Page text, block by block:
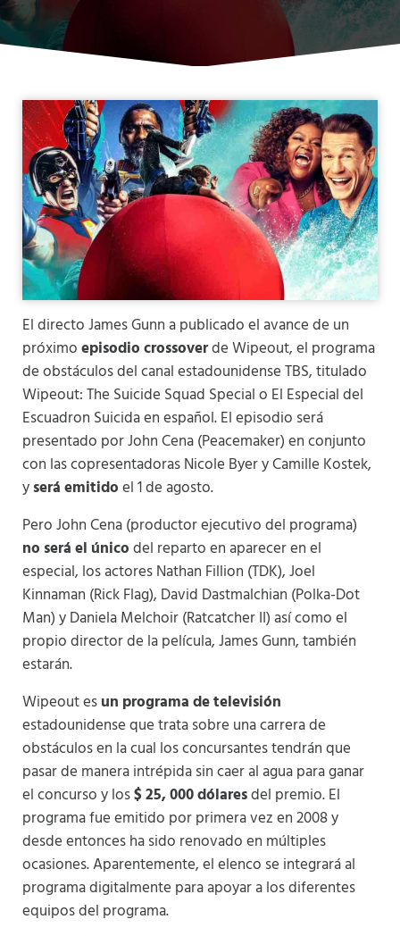
El directo James Gunn a publicado el avance de un
próximoepisodio crossoverde Wipeout, el programa
de obstáculos del canal estadounidense TBS, titulado
Wipeout: The Suicide Squad Special o El Especial del
Escuadron Suicida en español. El episodio será
presentado por John Cena (Peacemaker) en conjunto
con las copresentadoras Nicole Byer y Camille Kostek,
yserá emitidoel 1 de agosto.
Pero John Cena (productor ejecutivo del programa)
no será el únicodel reparto en aparecer en el
especial, los actores Nathan Fillion (TDK), Joel
Kinnaman (Rick Flag), David Dastmalchian (Polka-Dot
Man) y Daniela Melchoir (Ratcatcher II) así como el
propio director de la película, James Gunn, también
estarán.
Wipeout esun programa de televisión
estadounidense que trata sobre una carrera de
obstáculos en la cual los concursantes tendrán que
pasar de manera intrépida sin caer al agua para ganar
el concurso y los$ 25, 000 dólaresdel premio. El
programa fue emitido por primera vez en 2008 y
desde entonces ha sido renovado en múltiples
ocasiones. Aparentemente, el elenco se integrará al
programa digitalmente para apoyar a los diferentes
equipos del programa.